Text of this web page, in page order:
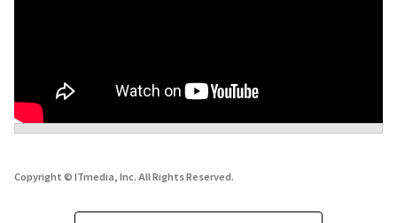
Copyright © ITmedia, Inc. All Rights Reserved.